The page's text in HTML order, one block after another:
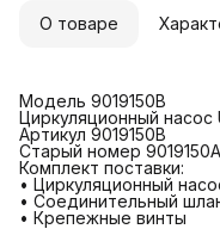
О товаре
Модель 9019150B
Циркуляционный насос
Артикул 9019150B
Старый номер 9019150A
Комплект поставки:
• Циркуляционный
• Соединительный
• Крепежные винты